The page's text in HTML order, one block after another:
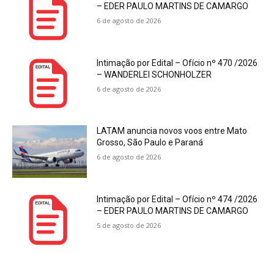
– EDER PAULO MARTINS DE CAMARGO
6 de agosto de 2026
Intimação por Edital – Ofício nº 470 /2026
– WANDERLEI SCHONHOLZER
6 de agosto de 2026
LATAM anuncia novos voos entre Mato
Grosso, São Paulo e Paraná
6 de agosto de 2026
Intimação por Edital – Ofício nº 474 /2026
– EDER PAULO MARTINS DE CAMARGO
5 de agosto de 2026